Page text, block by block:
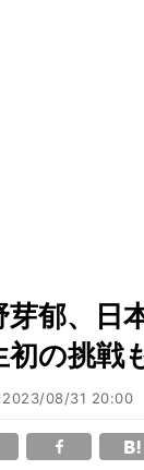
芽郁、日
初の挑戦
2023/08/31 20:00